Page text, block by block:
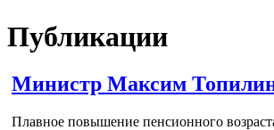
Публикации
Министр Максим Топилин
Плавное повышение пенсионного